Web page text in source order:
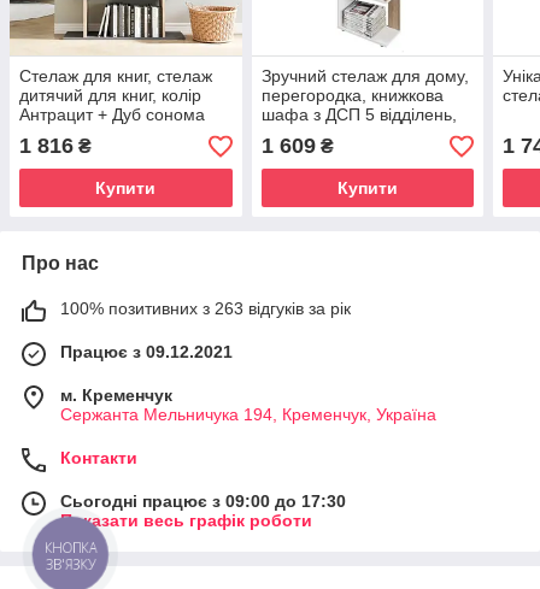
Стелаж для книг, стелаж
дитячий для книг, колір
Антрацит + Дуб сонома
1 816 ₴
Купити
Зручний стелаж для дому,
перегородка, книжкова
шафа з ДСП 5 відділень,
Білий \ Дуб Сонома
1 609₴
Купити
1
Про нас
100% позитивних з 263 відгуків за рік
Працює з 09.12.2021
м. Кременчук
Сержанта Мельничука 194, Кременчук, Україна
Контакти
Сьогодні працює з 09:00 до 17:30
Показати весь графік роботи
КНОПКА
ЗВ'ЯЗКУ